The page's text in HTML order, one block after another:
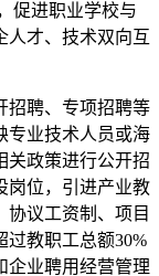
促进职业学校与
人才、技术双向互
招聘、专项招聘等
专业技术人员或海
关政策进行公开招
岗位，引进产业教
协议工资制、项目
过教职工总额30%
企业聘用经营管理